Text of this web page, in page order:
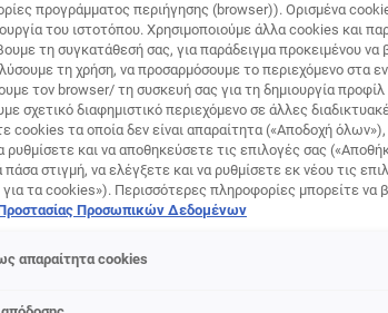
κρέμα προσώπου Hydra Energetic, ειδικά
εμπλουτισμένη με βιταμίνη C και πρωτεΐνες,
προγράμματος περιήγησης (browser)). Ορισμένα
του ιστοτόπου. Χρησιμοποιούμε άλλα cookies και
τη συγκατάθεσή σας, για παράδειγμα προκειμένου να
τη χρήση, να προσαρμόσουμε το περιεχόμενο στα
τον browser/ τη συσκευή σας για τη δημιουργία
σχετικό διαφημιστικό περιεχόμενο σε άλλες
cookies τα οποία δεν είναι απαραίτητα («Αποδοχή
ρυθμίσετε και να αποθηκεύσετε τις επιλογές σας
πάσα στιγμή, να ελέγξετε και να ρυθμίσετε εκ νέου τις
για τα cookies»). Περισσότερες πληροφορίες μπορείτε να
Προσωπικών Δεδομένων
απαραίτητα cookies